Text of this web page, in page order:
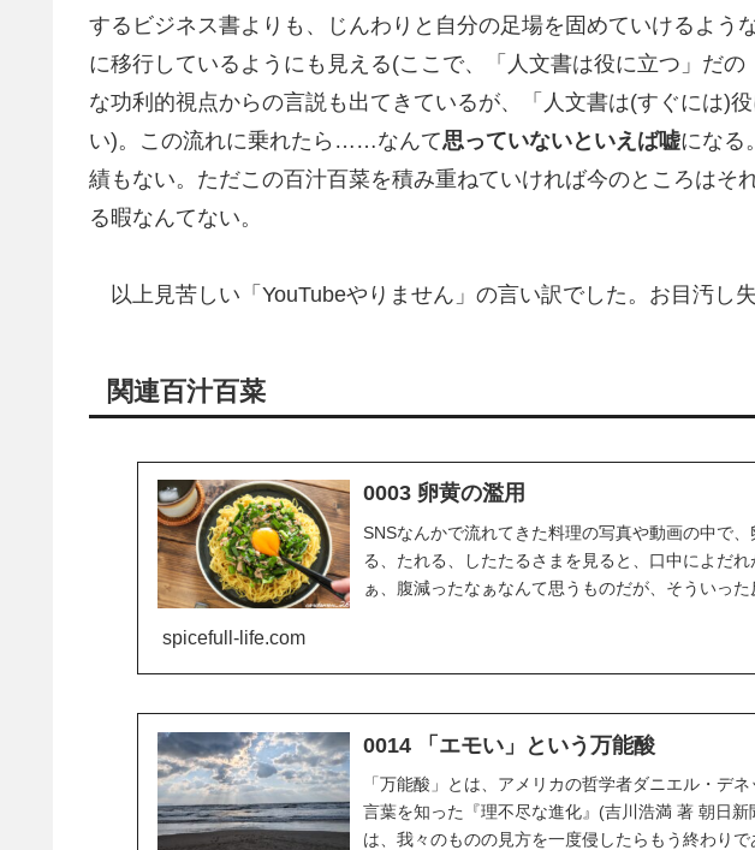
するビジネス書よりも、じんわりと自分の足場を固めていけるよう
に移行しているようにも見える(ここで、「人文書は役に立つ」だの
な功利的視点からの言説も出てきているが、「人文書は(すぐには)
い)。この流れに乗れたら……なんて思っていないといえば嘘になる
績もない。ただこの百汁百菜を積み重ねていければ今のところはそ
る暇なんてない。
以上見苦しい「YouTubeやりません」の言い訳でした。お目汚し失
関連百汁百菜
0003 卵黄の濫用
SNSなんかで流れてきた料理の写真や動画の中で
る、たれる、したたるさまを見ると、口中によだ
ぁ、腹減ったなぁなんて思うものだが、そういった
spicefull-life.com
0014 「エモい」という万能酸
「万能酸」とは、アメリカの哲学者ダニエル・デ
言葉を知った『理不尽な進化』(吉川浩満 著 朝日
は、我々のものの見方を一度侵したらもう終わりで